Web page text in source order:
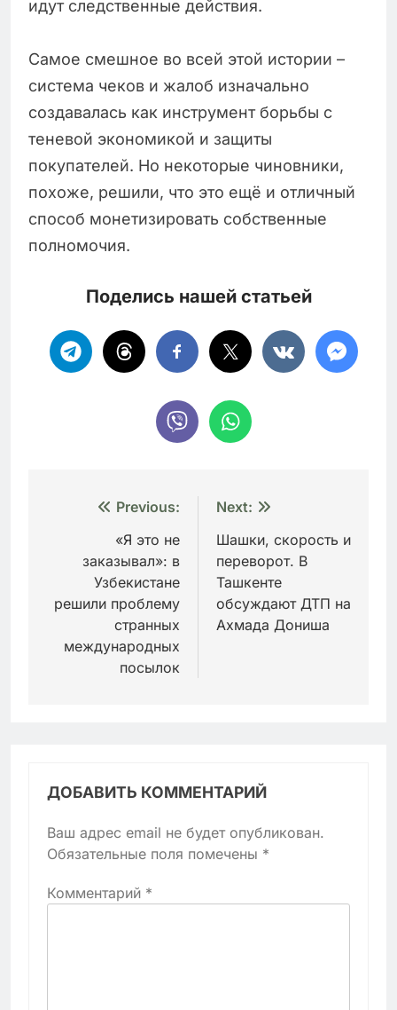
идут следственные действия.
Самое смешное во всей этой истории –
система чеков и жалоб изначально
создавалась как инструмент борьбы с
теневой экономикой и защиты
покупателей. Но некоторые чиновники,
похоже, решили, что это ещё и отличный
способ монетизировать собственные
полномочия.
Поделись нашей статьей
Навигация
записям
Previous:
«Я это не
заказывал»: в
Узбекистане
решили проблему
странных
международных
посылок
Next:
Шашки, скорость и
переворот. В
Ташкенте
обсуждают ДТП на
Ахмада Дониша
ДОБАВИТЬ КОММЕНТАРИЙ
Ваш адрес email не будет опубликован.
Обязательные поля помечены *
Комментарий *